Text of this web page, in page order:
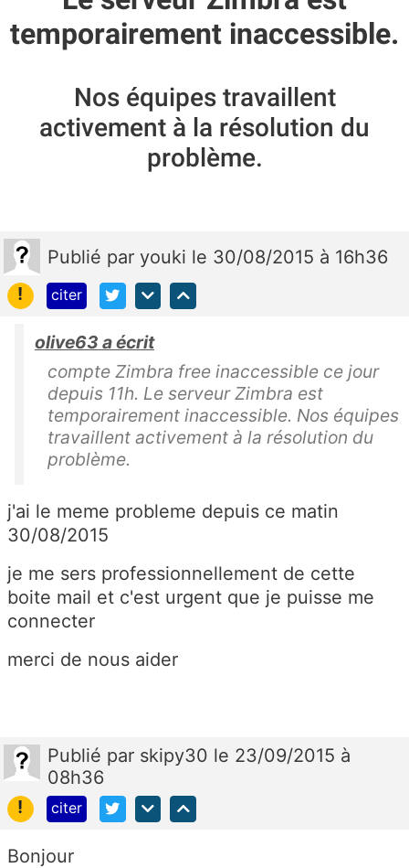
temporairement inaccessible.
Nos équipes travaillent
activement à la résolution du
problème.
Publié par youki le 30/08/2015 à 16h36
!
citer
olive63 a écrit
compte Zimbra free inaccessible ce jour
depuis 11h. Le serveur Zimbra est
temporairement inaccessible. Nos équipes
travaillent activement à la résolution du
problème.
j'ai le meme probleme depuis ce matin
30/08/2015
je me sers professionnellement de cette
boite mail et c'est urgent que je puisse me
connecter
merci de nous aider
Publié par skipy30 le 23/09/2015 à
08h36
!
citer
Bonjour